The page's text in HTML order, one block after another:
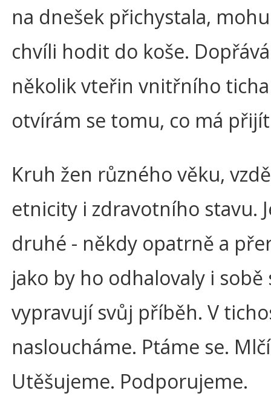
na dnešek přichystala,
chvíli hodit do koše.
několik vteřin vnitřního
otvírám se tomu, co má
Kruh žen různého věku,
etnicity i zdravotního stavu.
druhé - někdy opatrně a
jako by ho odhalovaly i sobě
vypravují svůj příběh. V
nasloucháme. Ptáme se.
Utěšujeme. Podporujeme.